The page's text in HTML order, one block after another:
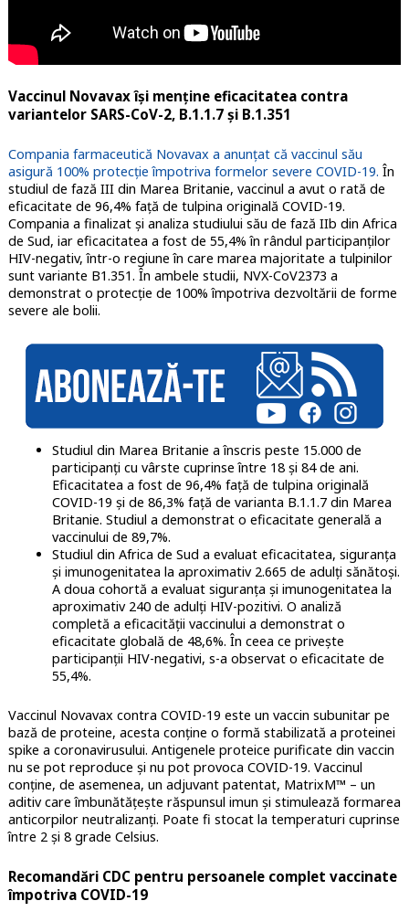
Vaccinul Novavax își menține eficacitatea contra
variantelor SARS-CoV-2, B.1.1.7 și B.1.351
Compania farmaceutică Novavax a anunțat că vaccinul său
asigură 100% protecție împotriva formelor severe COVID-19. În
studiul de fază III din Marea Britanie, vaccinul a avut o rată de
eficacitate de 96,4% față de tulpina originală COVID-19.
Compania a finalizat și analiza studiului său de fază IIb din Africa
de Sud, iar eficacitatea a fost de 55,4% în rândul participanților
HIV-negativ, într-o regiune în care marea majoritate a tulpinilor
sunt variante B1.351. În ambele studii, NVX-CoV2373 a
demonstrat o protecție de 100% împotriva dezvoltării de forme
severe ale bolii.
Studiul din Marea Britanie a înscris peste 15.000 de
participanți cu vârste cuprinse între 18 și 84 de ani.
Eficacitatea a fost de 96,4% față de tulpina originală
COVID-19 și de 86,3% față de varianta B.1.1.7 din Marea
Britanie. Studiul a demonstrat o eficacitate generală a
vaccinului de 89,7%.
Studiul din Africa de Sud a evaluat eficacitatea, siguranța
și imunogenitatea la aproximativ 2.665 de adulți sănătoși.
A doua cohortă a evaluat siguranța și imunogenitatea la
aproximativ 240 de adulți HIV-pozitivi. O analiză
completă a eficacității vaccinului a demonstrat o
eficacitate globală de 48,6%. În ceea ce privește
participanții HIV-negativi, s-a observat o eficacitate de
55,4%.
Vaccinul Novavax contra COVID-19 este un vaccin subunitar pe
bază de proteine, acesta conține o formă stabilizată a proteinei
spike a coronavirusului. Antigenele proteice purificate din vaccin
nu se pot reproduce și nu pot provoca COVID-19. Vaccinul
conține, de asemenea, un adjuvant patentat, MatrixM™ – un
aditiv care îmbunătățește răspunsul imun și stimulează formarea
anticorpilor neutralizanți. Poate fi stocat la temperaturi cuprinse
între 2 și 8 grade Celsius.
Recomandări CDC pentru persoanele complet vaccinate
împotriva COVID-19